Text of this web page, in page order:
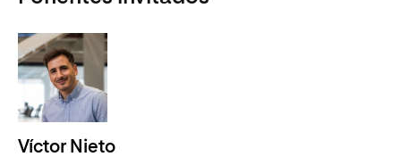
Víctor Nieto